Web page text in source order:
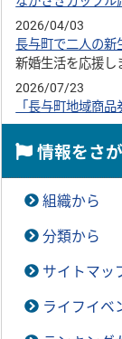
2026/04/03
長与町で二人の
新婚生活を応援し
2026/07/23
「長与町地域商
情報をさ
組織から
分類から
サイトマッ
ライフイベ